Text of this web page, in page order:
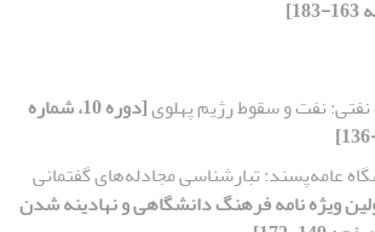
نفت و سقوط رژیم پهلوی
[دوره 10، شماره
عامه‌پسند: تبارشناسی مجادله‌های گفتمانی
10، 4(اولین ویژه نامه فرهنگ دانشگاهی و نهادینه شدن